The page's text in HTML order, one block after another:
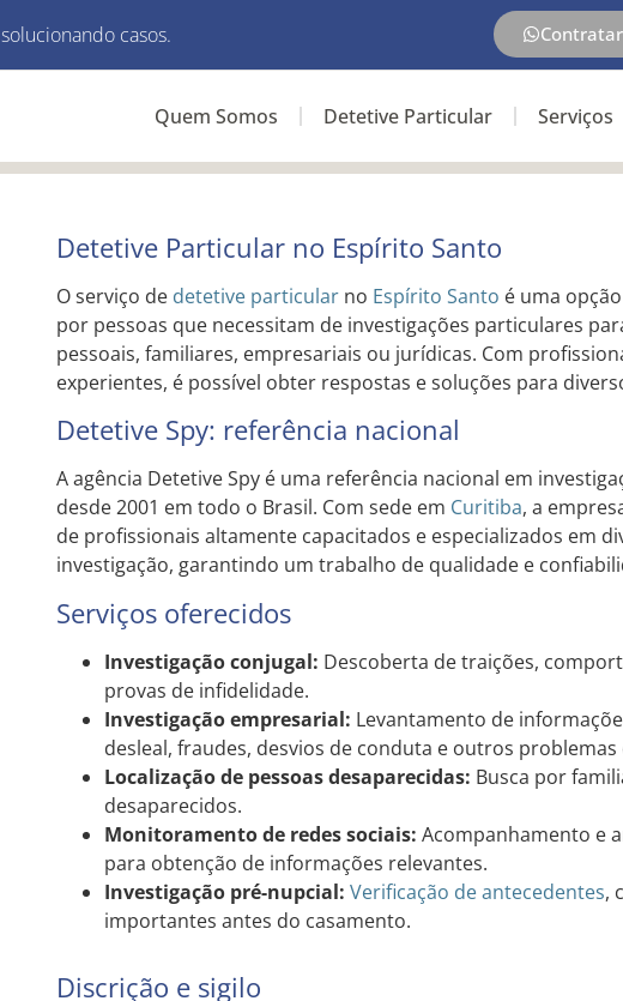
solucionando casos.
Quem Somos Detetive Particular Serviços
Detetive Particular no Espírito Santo
O serviço de detetive particularno Espírito Santo é uma
por pessoas que necessitam de investigações particulares
pessoais, familiares, empresariais ou jurídicas. Com
experientes, é possível obter respostas e soluções para
Detetive Spy: referência nacional
A agência Detetive Spy é uma referência nacional em
desde 2001 em todo o Brasil. Com sede em Curitiba, a
de profissionais altamente capacitados e especializados em
investigação, garantindo um trabalho de qualidade e
Serviços oferecidos
Investigação conjugal: Descoberta de traições,
provas de infidelidade.
Investigação empresarial: Levantamento de
desleal, fraudes, desvios de conduta e outros
Localização de pessoas desaparecidas: Busca por
desaparecidos.
Monitoramento de redes sociais: Acompanhamento e
para obtenção de informações relevantes.
Investigação pré-nupcial: Verificação de antecedentes,
importantes antes do casamento.
Discrição e sigilo